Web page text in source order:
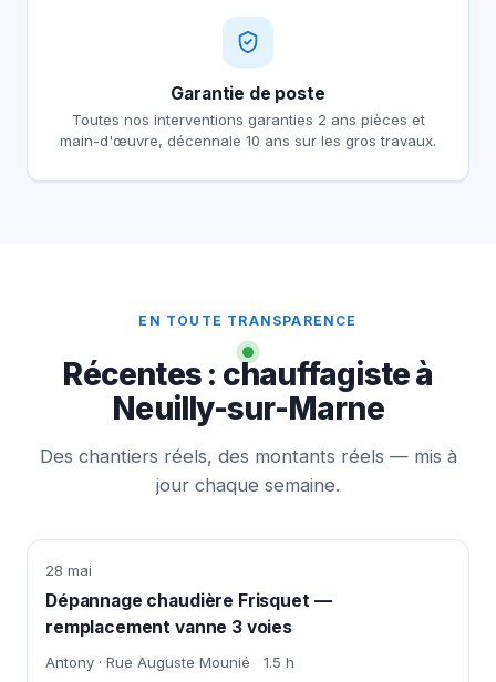
Garantie de poste
Toutes nos interventions garanties 2 ans pièces et
main-d'œuvre, décennale 10 ans sur les gros travaux.
EN TOUTE TRANSPARENCE
Récentes : chauffagiste à
Neuilly-sur-Marne
Des chantiers réels, des montants réels — mis à
jour chaque semaine.
28 mai
Dépannage chaudière Frisquet —
remplacement vanne 3 voies
Antony · Rue Auguste Mounié 1.5 h